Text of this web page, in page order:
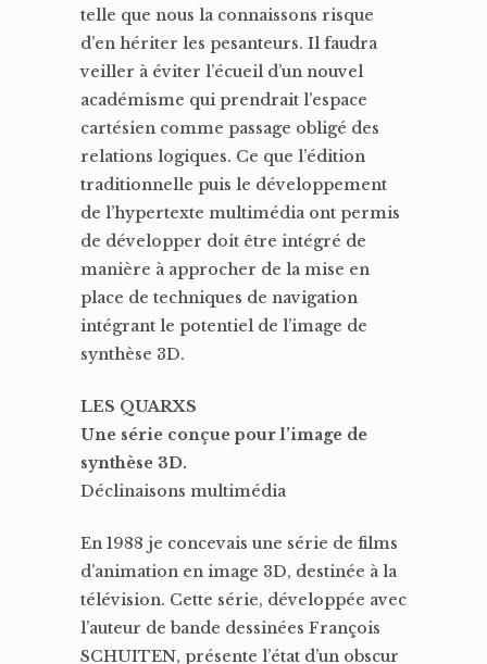
telle que nous la connaissons risque
d’en hériter les pesanteurs. Il faudra
veiller à éviter l’écueil d’un nouvel
académisme qui prendrait l’espace
cartésien comme passage obligé des
relations logiques. Ce que l’édition
traditionnelle puis le développement
de l’hypertexte multimédia ont permis
de développer doit être intégré de
manière à approcher de la mise en
place de techniques de navigation
intégrant le potentiel de l’image de
synthèse 3D.
LES QUARXS
Une série conçue pour l’image de
synthèse 3D.
Déclinaisons multimédia
En 1988 je concevais une série de films
d’animation en image 3D, destinée à la
télévision. Cette série, développée avec
l’auteur de bande dessinées François
SCHUITEN, présente l’état d’un obscur